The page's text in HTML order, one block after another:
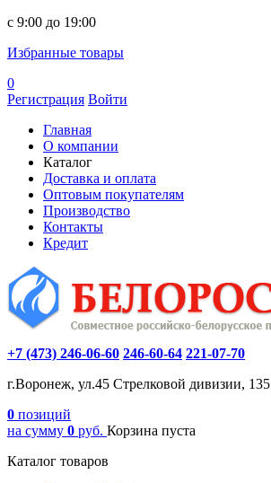
c 9:00 до 19:00
Избранные товары
0
Регистрация Войти
Главная
О компании
Каталог
Доставка и оплата
Оптовым покупателям
Производство
Контакты
Кредит
+7 (473) 246-06-60 246-60-64 221-07-70
г.Воронеж, ул.45 Стрелковой дивизии, 135
0 позиций
на сумму 0 руб. Корзина пуста
Каталог товаров